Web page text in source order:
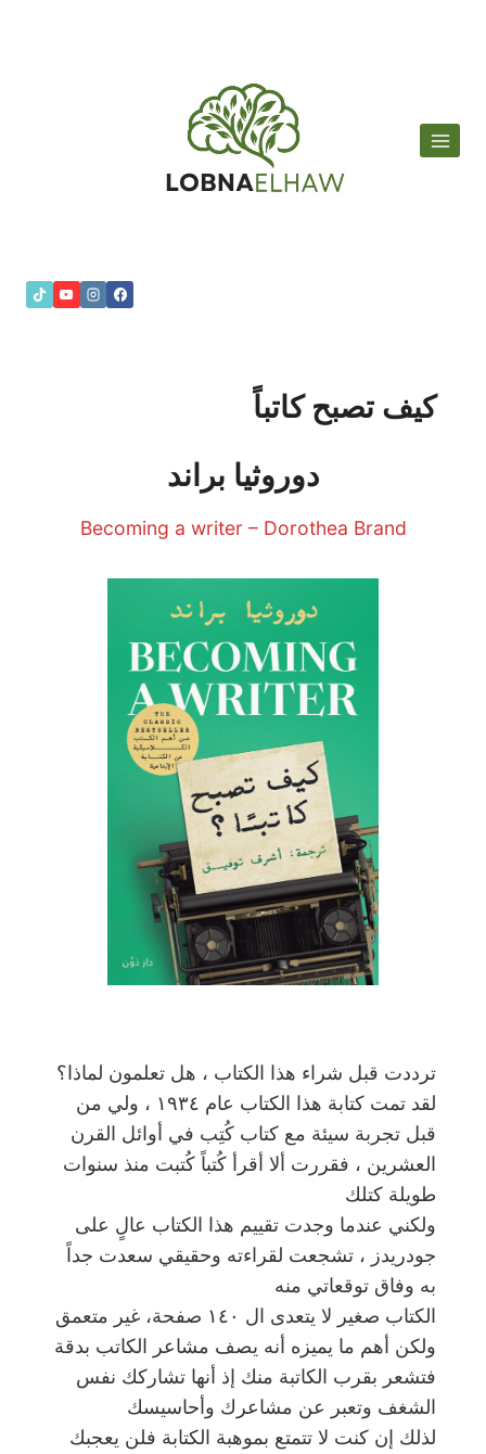
كيف تصبح كاتباً
دوروثيا براند
Becoming a writer – Dorothea Brand
ترددت قبل شراء هذا الكتاب ، هل تعلمون لماذا؟
لقد تمت كتابة هذا الكتاب عام ١٩٣٤ ، ولي من
قبل تجربة سيئة مع كتاب كُتِب في أوائل القرن
العشرين ، فقررت ألا أقرأ كُتباً كُتبت منذ سنوات
طويلة كتلك
ولكني عندما وجدت تقييم هذا الكتاب عالٍ على
جودريدز ، تشجعت لقراءته وحقيقي سعدت جداً
به وفاق توقعاتي منه
الكتاب صغير لا يتعدى ال ١٤٠ صفحة، غير متعمق
ولكن أهم ما يميزه أنه يصف مشاعر الكاتب بدقة
فتشعر بقرب الكاتبة منك إذ أنها تشاركك نفس
الشغف وتعبر عن مشاعرك وأحاسيسك
لذلك إن كنت لا تتمتع بموهبة الكتابة فلن يعجبك